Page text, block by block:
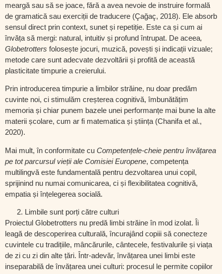
meargă sau să se joace, fără a avea nevoie de instruire formală
de gramatică sau exerciții de traducere (Çağaç, 2018). Ele absorb
sensul direct prin context, sunet și repetiție. Este ca și cum ai
învăța să mergi: natural, intuitiv și profund întrupat. De aceea,
Globetrotters folosește jocuri, muzică, povești și indicații vizuale;
metode care sunt adecvate dezvoltării și profită de această
plasticitate timpurie a creierului.
Prin introducerea timpurie a limbilor străine, nu doar predăm
cuvinte noi, ci stimulăm creșterea cognitivă, îmbunătățim
memoria și chiar punem bazele unei performanțe mai bune la alte
materii școlare, cum ar fi matematica și știința (Chanifa et al.,
2020).
Mai mult, în conformitate cu Competențele-cheie pentru învățarea
pe tot parcursul vieții ale Comisiei Europene, competența
multilingvă este fundamentală pentru dezvoltarea unui copil,
sprijinind nu numai comunicarea, ci și flexibilitatea cognitivă,
empatia și înțelegerea socială.
Limbile sunt porți către culturi
Proiectul Globetrotters nu predă limbi străine în mod izolat. Îi
leagă de descoperirea culturală, încurajând copiii să conecteze
cuvintele cu tradițiile, mâncărurile, cântecele, festivalurile și viața
de zi cu zi din alte țări. Într-adevăr, învățarea unei limbi este
inseparabilă de învățarea unei culturi: procesul le permite copiilor